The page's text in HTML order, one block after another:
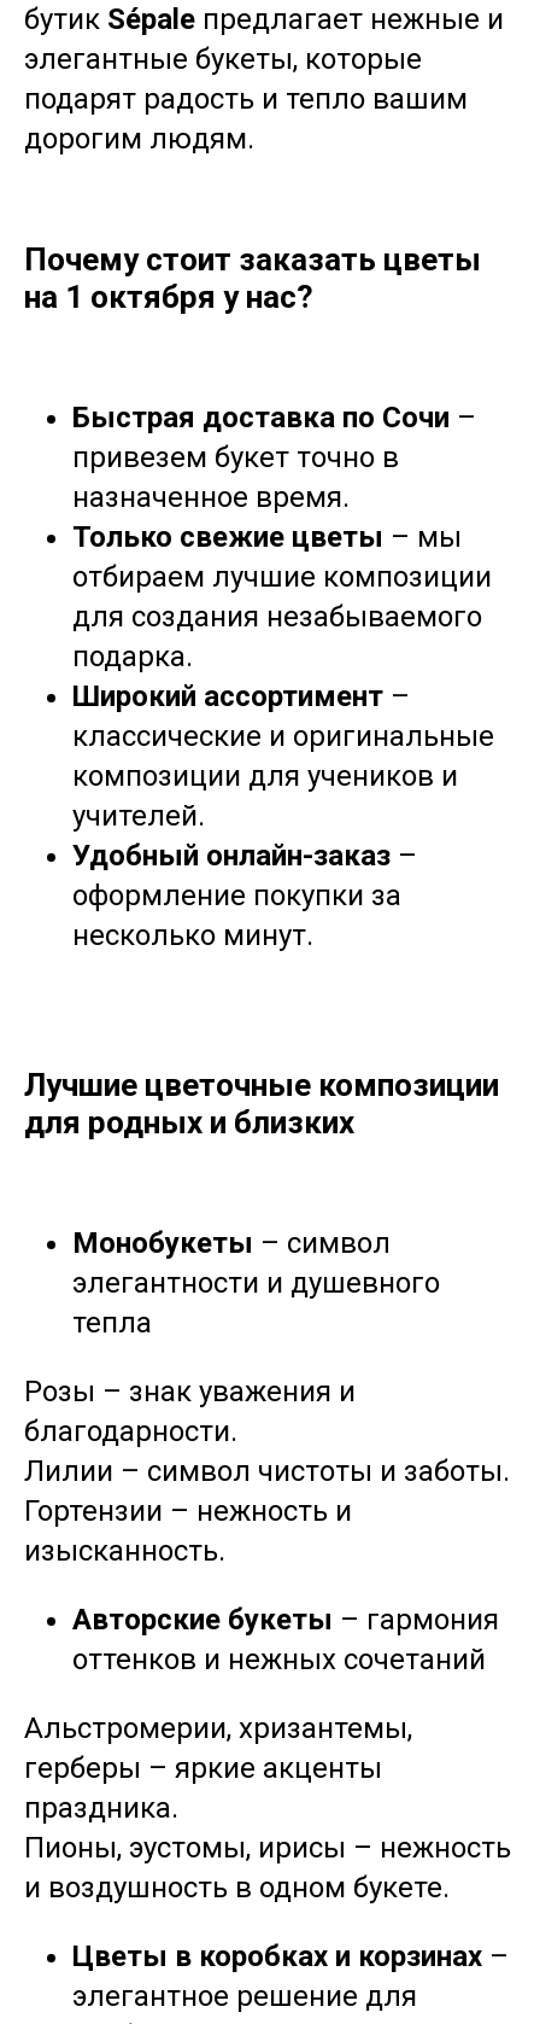
бутик Sépale предлагает нежные и
элегантные букеты, которые
подарят радость и тепло вашим
дорогим людям.
Почему стоит заказать цветы
на 1 октября у нас?
Быстрая доставка по Сочи –
привезем букет точно в
назначенное время.
Только свежие цветы – мы
отбираем лучшие композиции
для создания незабываемого
подарка.
Широкий ассортимент –
классические и оригинальные
композиции для учеников и
учителей.
Удобный онлайн-заказ –
оформление покупки за
несколько минут.
Лучшие цветочные композиции
для родных и близких
Монобукеты – символ
элегантности и душевного
тепла
Розы – знак уважения и
благодарности.
Лилии – символ чистоты и заботы.
Гортензии – нежность и
изысканность.
Авторские букеты – гармония
оттенков и нежных сочетаний
Альстромерии, хризантемы,
герберы – яркие акценты
праздника.
Пионы, эустомы, ирисы – нежность
и воздушность в одном букете.
Цветы в коробках и корзинах –
элегантное решение для